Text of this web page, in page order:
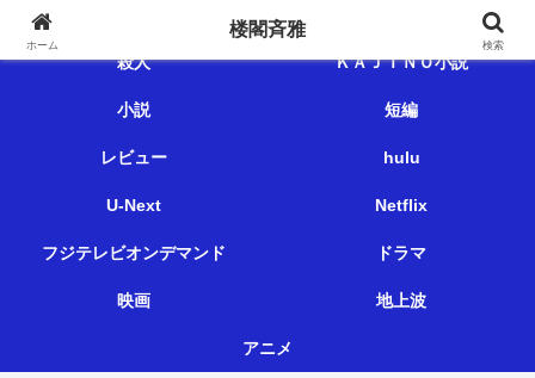
楼閣斉雅
殺人 ＫＡＪＩＮＯ小説
小説 短編
レビュー hulu
U-Next Netflix
フジテレビオンデマンド ドラマ
映画 地上波
アニメ
ホーム
楼閣斉雅
検索